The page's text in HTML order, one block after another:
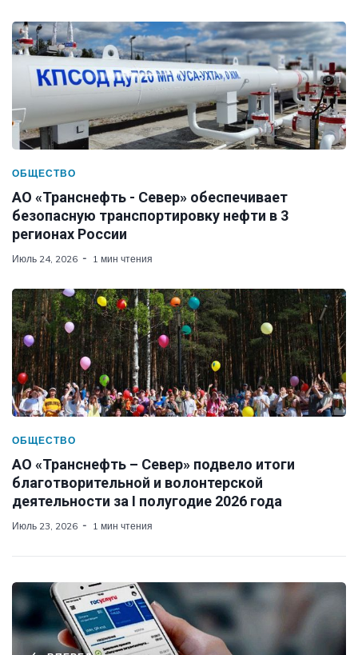
ОБЩЕСТВО
АО «Транснефть - Север» обеспечивает
безопасную транспортировку нефти в 3
регионах России
Июль 24, 2026 1 мин чтения
ОБЩЕСТВО
АО «Транснефть – Север» подвело итоги
благотворительной и волонтерской
деятельности за I полугодие 2026 года
Июль 23, 2026 1 мин чтения